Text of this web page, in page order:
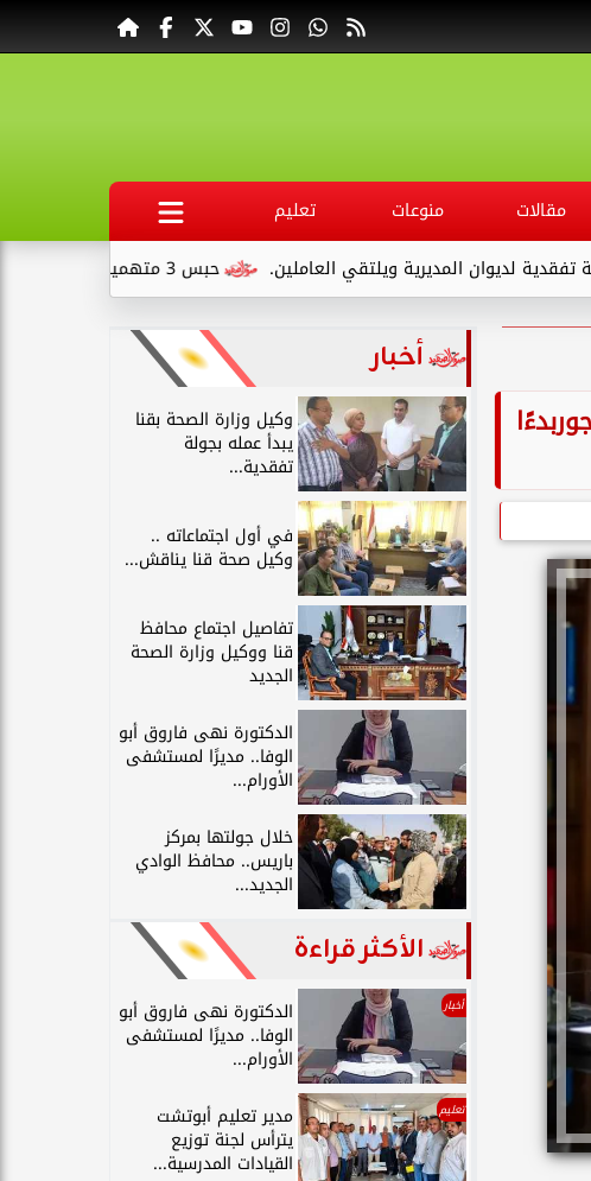
مقالات منوعات
تعليم
حبس 3 متهمين 15 يومًا علي ذمةالتحقيقات بتهمة التنقيب عن الآثار داخل...
المديرية ويلتقي العاملين.
الأجوربدءًا
أخبار
وكيل وزارة الصحة بقنا
يبدأ عمله بجولة
تفقدية...
في أول اجتماعاته ..
وكيل صحة قنا يناقش...
تفاصيل اجتماع محافظ
قنا ووكيل وزارة الصحة
الجديد
الدكتورة نهى فاروق أبو
الوفا.. مديرًا لمستشفى
الأورام...
خلال جولتها بمركز
باريس.. محافظ الوادي
الجديد...
الأكثر قراءة
أخبار الدكتورة نهى فاروق أبو
الوفا.. مديرًا لمستشفى
الأورام...
تعليم مدير تعليم أبوتشت
يترأس لجنة توزيع
القيادات المدرسية...